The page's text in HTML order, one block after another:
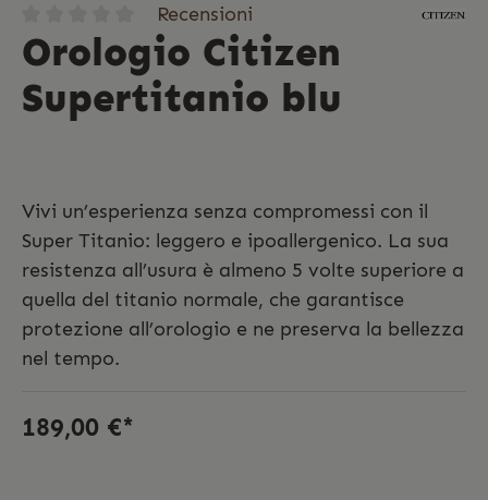
Recensioni
Orologio Citizen
Supertitanio blu
Vivi un’esperienza senza compromessi con il
Super Titanio: leggero e ipoallergenico. La sua
resistenza all’usura è almeno 5 volte superiore a
quella del titanio normale, che garantisce
protezione all’orologio e ne preserva la bellezza
nel tempo.
189,00 €*